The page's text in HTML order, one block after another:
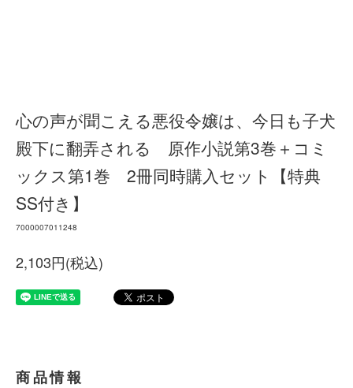
心の声が聞こえる悪役令嬢は、今日も子犬
殿下に翻弄される 原作小説第3巻＋コミ
ックス第1巻 2冊同時購入セット【特典
SS付き】
7000007011248
2,103円(税込)
商品情報